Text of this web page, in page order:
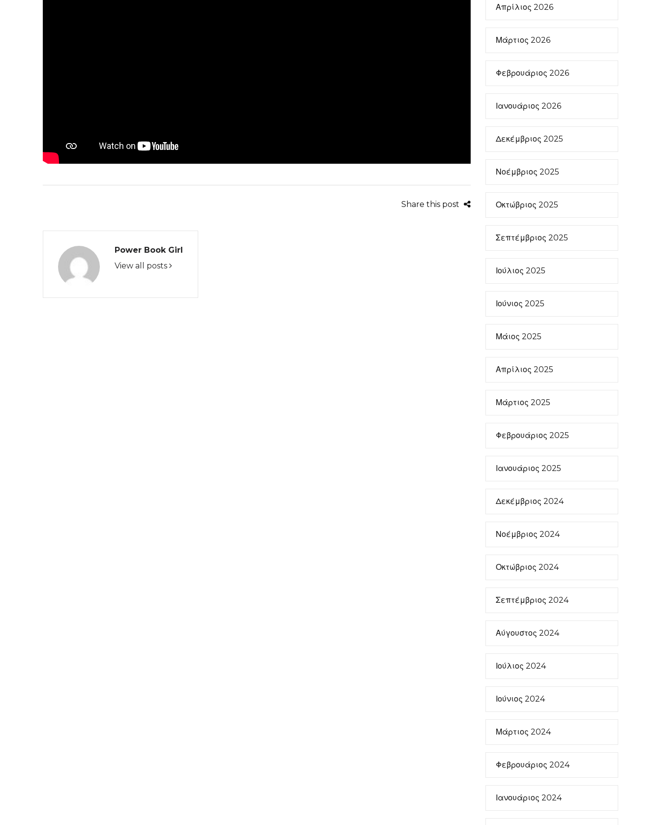
Share this post
Power Book Girl
View all posts
Απρίλιος 2026
Μάρτιος 2026
Φεβρουάριος 2026
Ιανουάριος 2026
Δεκέμβριος 2025
Νοέμβριος 2025
Οκτώβριος 2025
Σεπτέμβριος 2025
Ιούλιος 2025
Ιούνιος 2025
Μάιος 2025
Απρίλιος 2025
Μάρτιος 2025
Φεβρουάριος 2025
Ιανουάριος 2025
Δεκέμβριος 2024
Νοέμβριος 2024
Οκτώβριος 2024
Σεπτέμβριος 2024
Αύγουστος 2024
Ιούλιος 2024
Ιούνιος 2024
Μάρτιος 2024
Φεβρουάριος 2024
Ιανουάριος 2024